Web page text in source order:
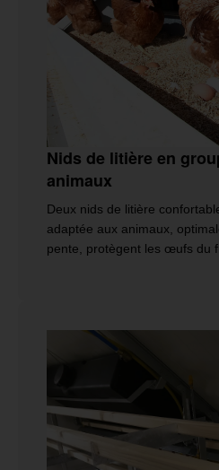
Nids de litière en
animaux
Deux nids de litière
adaptée aux animaux,
pente, protègent les œufs du